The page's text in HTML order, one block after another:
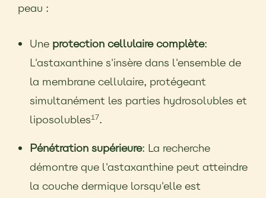
peau :
Une protection cellulaire complète:
L'astaxanthine s'insère dans l'ensemble de
la membrane cellulaire, protégeant
simultanément les parties hydrosolubles et
liposolubles17.
Pénétration supérieure: La recherche
démontre que l'astaxanthine peut atteindre
la couche dermique lorsqu'elle est